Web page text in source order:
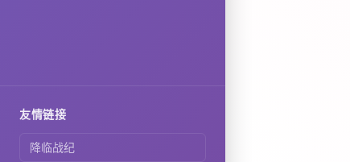
友情链接
降临战纪